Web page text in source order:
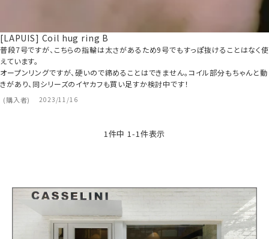
[LAPUIS] Coil hug ring B
購入者 2023/11/16
普段7号ですが、こちらの指輪は太さがあるため9号でもすっぽ抜けることはなく使
えています。
オープンリングですが、硬いので締めることはできません。コイル部分もちゃんと動
きがあり、同シリーズのイヤカフも買い足すか検討中です！
1 件中 1 -1 件表示